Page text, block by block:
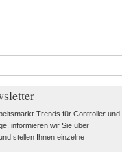
Trends für Controller und
informieren wir Sie über
stellen Ihnen einzelne